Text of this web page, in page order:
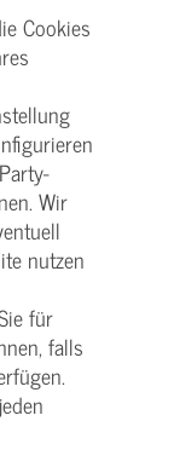
Cookies
Wir
nutzen
für
falls